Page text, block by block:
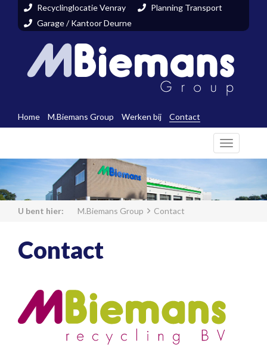
Recyclinglocatie Venray
Planning Transport
Garage / Kantoor Deurne
Home M.Biemans Group Werken bij Contact
Toggle
M.Biemans Group Contact
Contact